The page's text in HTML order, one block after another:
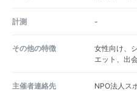
計測 -
その他の特徴
女性向け、
エット、出
主催者連絡先
NPO法人ス